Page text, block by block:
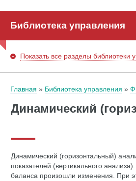
Библиотека управления
Показать все разделы библиотеки
Главная Библиотека управления
Динамический
Динамический (горизонтальный)
показателей (вертикального
баланса произошли изменения. При